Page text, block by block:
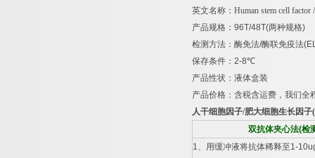
英文名称： Human stem cell
产品规格： 96T/48T(两种规格)
检测方法：酶免法/酶联免疫法
保存条件： 2-8℃
产品性状：液体盒装
产品价格：含税含运费，我们全
人干细胞因子/肥大细胞生长因子
双抗体夹心法(检
1、用缓冲液将抗体稀释至1-